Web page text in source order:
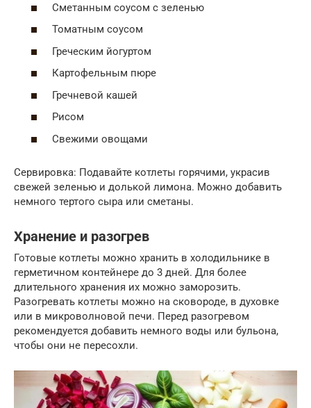
Сметанным соусом с зеленью
Томатным соусом
Греческим йогуртом
Картофельным пюре
Гречневой кашей
Рисом
Свежими овощами
Сервировка: Подавайте котлеты горячими, украсив
свежей зеленью и долькой лимона. Можно добавить
немного тертого сыра или сметаны.
Хранение и разогрев
Готовые котлеты можно хранить в холодильнике в
герметичном контейнере до 3 дней. Для более
длительного хранения их можно заморозить.
Разогревать котлеты можно на сковороде, в духовке
или в микроволновой печи. Перед разогревом
рекомендуется добавить немного воды или бульона,
чтобы они не пересохли.